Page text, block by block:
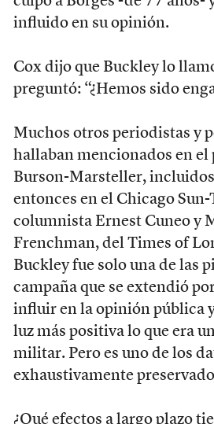
influido en su opinión.
Cox dijo que Buckley lo
preguntó: “¿Hemos sido
Muchos otros periodistas y
hallaban mencionados en el
Burson-Marsteller,
entonces en el Chicago
columnista Ernest Cuneo y
Frenchman, del Times of
Buckley fue solo una de las
campaña que se extendió
influir en la opinión pública
luz más positiva lo que era
militar. Pero es uno de los
exhaustivamente
¿Qué efectos a largo plazo